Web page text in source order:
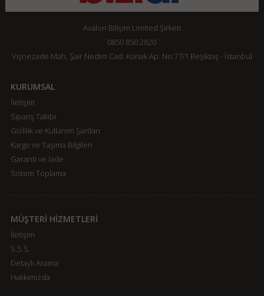
Avalon Bilişim Limited Şirketi
0850 850 2820
Vişnezade Mah. Şair Nedim Cad. Konak Ap. No:77/1 Beşiktaş - İstanbul
KURUMSAL
İletişim
Sipariş Takibi
Gizlilik ve Kullanım Şartları
Kargo ve Taşıma Bilgileri
Garanti ve İade
Sistem Toplama
MÜŞTERİ HİZMETLERİ
İletişim
S.S.S.
Detaylı Arama
Hakkımızda